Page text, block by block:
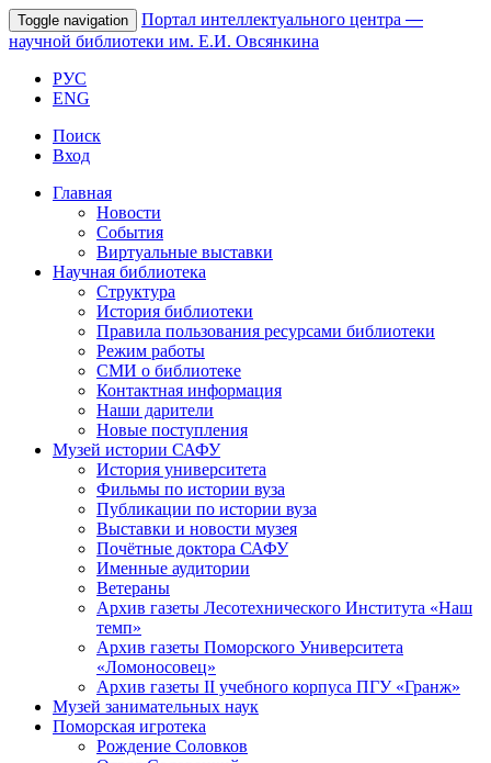
Toggle navigation Портал интеллектуального центра —
научной библиотеки им. Е.И. Овсянкина
РУС
ENG
Поиск
Вход
Главная
Новости
События
Виртуальные выставки
Научная библиотека
Структура
История библиотеки
Правила пользования ресурсами библиотеки
Режим работы
СМИ о библиотеке
Контактная информация
Наши дарители
Новые поступления
Музей истории САФУ
История университета
Фильмы по истории вуза
Публикации по истории вуза
Выставки и новости музея
Почётные доктора САФУ
Именные аудитории
Ветераны
Архив газеты Лесотехнического Института «Наш
темп»
Архив газеты Поморского Университета
«Ломоносовец»
Архив газеты II учебного корпуса ПГУ «Гранж»
Музей занимательных наук
Поморская игротека
Рождение Соловков